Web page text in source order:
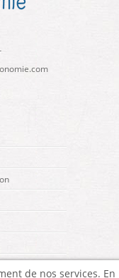
de nos services. En